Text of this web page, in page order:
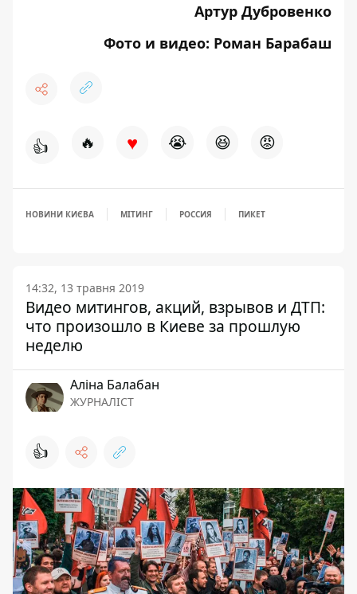
Артур Дубровенко
Фото и видео: Роман Барабаш
👍 🔥 ♥ 😭 😆 😡
НОВИНИ КИЄВА МІТИНГ РОССИЯ ПИКЕТ
14:32, 13 травня 2019
Видео митингов, акций, взрывов и ДТП:
что произошло в Киеве за прошлую
неделю
Аліна Балабан
ЖУРНАЛІСТ
👍